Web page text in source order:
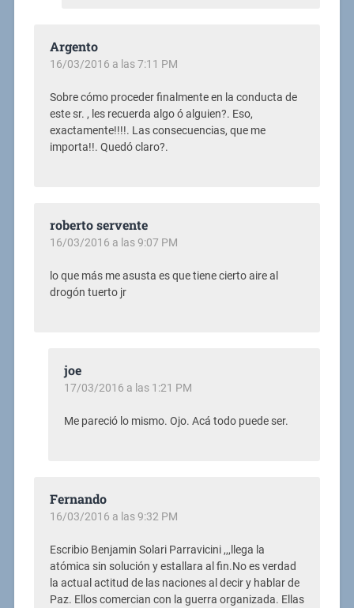
Argento
16/03/2016 a las 7:11 PM
Sobre cómo proceder finalmente en la conducta de
este sr. , les recuerda algo ó alguien?. Eso,
exactamente!!!!. Las consecuencias, que me
importa!!. Quedó claro?.
roberto servente
16/03/2016 a las 9:07 PM
lo que más me asusta es que tiene cierto aire al
drogón tuerto jr
joe
17/03/2016 a las 1:21 PM
Me pareció lo mismo. Ojo. Acá todo puede ser.
Fernando
16/03/2016 a las 9:32 PM
Escribio Benjamin Solari Parravicini ,,,llega la
atómica sin solución y estallara al fin.No es verdad
la actual actitud de las naciones al decir y hablar de
Paz. Ellos comercian con la guerra organizada. Ellas